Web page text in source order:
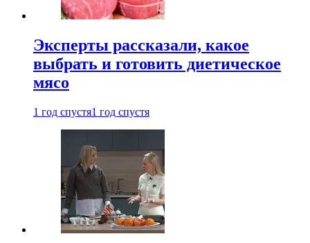
Эксперты рассказали, какое
выбрать и готовить диетическое
мясо
1 год спустя1 год спустя